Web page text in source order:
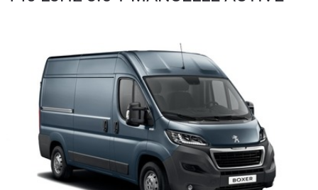
d'achat
Utilitaires
Flottes
Services